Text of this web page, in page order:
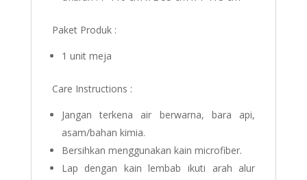
Paket Produk :
1 unit meja
Care Instructions :
Jangan terkena air berwarna, bara api,
asam/bahan kimia.
Bersihkan menggunakan kain microfiber.
Lap dengan kain lembab ikuti arah alur